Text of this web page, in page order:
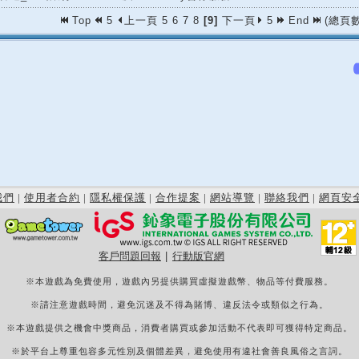
Top 5 上一頁 5 6 7 8 [9] 下一頁 5 End (總頁
們 | 使用者合約 | 隱私權保護 | 合作提案 | 網站導覽 | 聯絡我們 | 網頁安
客戶問題回報 行動版官網
※本遊戲為免費使用，遊戲內另提供購買虛擬遊戲幣、物品等付費服務。
※請注意遊戲時間，避免沉迷及不得為賭博、違反法令或類似之行為。
※本遊戲提供之機會中獎商品，消費者購買或參加活動不代表即可獲得特定商品。
※於平台上尊重包容多元性別及個體差異，避免使用有違社會善良風俗之言詞。